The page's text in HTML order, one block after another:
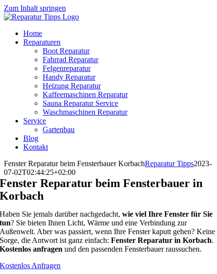
Zum Inhalt springen
Home
Reparaturen
Boot Reparatur
Fahrrad Reparatur
Felgenreparatur
Handy Reparatur
Heizung Reparatur
Kaffeemaschinen Reparatur
Sauna Reparatur Service
Waschmaschinen Reparatur
Service
Gartenbau
Blog
Kontakt
Fenster Reparatur beim Fensterbauer KorbachReparatur Tipps2023-
07-02T02:44:25+02:00
Fenster Reparatur beim Fensterbauer in
Korbach
Haben Sie jemals darüber nachgedacht,wie viel Ihre Fenster für Sie
tun? Sie bieten Ihnen Licht, Wärme und eine Verbindung zur
Außenwelt. Aber was passiert, wenn Ihre Fenster kaputt gehen? Keine
Sorge, die Antwort ist ganz einfach: Fenster Reparatur in Korbach.
Kostenlos anfragen und den passenden Fensterbauer raussuchen.
Kostenlos Anfragen